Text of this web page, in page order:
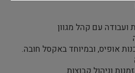
ועבודה עם קהל מגוון
אופיס, ובמיוחד באקסל חובה.